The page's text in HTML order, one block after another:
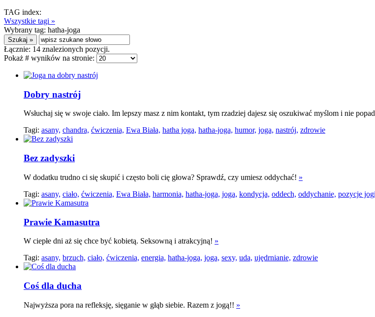
TAG index:
Wszystkie tagi »
Wybrany tag: hatha-joga
Łącznie: 14 znalezionych pozycji.
Pokaż # wyników na stronie:
Dobry nastrój
Wsłuchaj się w swoje ciało. Im lepszy masz z nim kontakt, tym rzadziej dajesz się oszukiwać myślom i nie
Tagi: asany, chandra, ćwiczenia, Ewa Biała, hatha joga, hatha-joga, humor, joga, nastrój, zdrowie
Bez zadyszki
W dodatku trudno ci się skupić i często boli cię głowa? Sprawdź, czy umiesz oddychać! »
Tagi: asany, ciało, ćwiczenia, Ewa Biała, harmonia, hatha-joga, joga, kondycja, oddech, oddychanie, pozycje
Prawie Kamasutra
W ciepłe dni aż się chce być kobietą. Seksowną i atrakcyjną! »
Tagi: asany, brzuch, ciało, ćwiczenia, energia, hatha-joga, joga, sexy, uda, ujędrnianie, zdrowie
Coś dla ducha
Najwyższa pora na refleksję, sięganie w głąb siebie. Razem z jogą!! »